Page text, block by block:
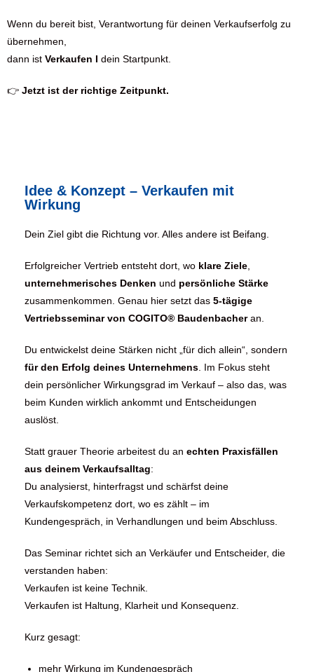
Wenn du bereit bist, Verantwortung für deinen Verkaufserfolg zu
übernehmen,
dann ist Verkaufen I dein Startpunkt.
👉 Jetzt ist der richtige Zeitpunkt.
Idee & Konzept – Verkaufen mit
Wirkung
Dein Ziel gibt die Richtung vor. Alles andere ist Beifang.
Erfolgreicher Vertrieb entsteht dort, wo klare Ziele
unternehmerisches Denken und persönliche Stärke
zusammenkommen. Genau hier setzt das 5-tägige
Vertriebsseminar von COGITO® Baudenbacheran.
Du entwickelst deine Stärken nicht „für dich allein“, sondern
für den Erfolg deines Unternehmens . Im Fokus steht
dein persönlicher Wirkungsgrad im Verkauf – also das, was
beim Kunden wirklich ankommt und Entscheidungen
auslöst.
Statt grauer Theorie arbeitest du an echten Praxisfällen
aus deinem Verkaufsalltag:
Du analysierst, hinterfragst und schärfst deine
Verkaufskompetenz dort, wo es zählt – im
Kundengespräch, in Verhandlungen und beim Abschluss.
Das Seminar richtet sich an Verkäufer und Entscheider, die
verstanden haben:
Verkaufen ist keine Technik.
Verkaufen ist Haltung, Klarheit und Konsequenz.
Kurz gesagt:
mehr Wirkung im Kundengespräch